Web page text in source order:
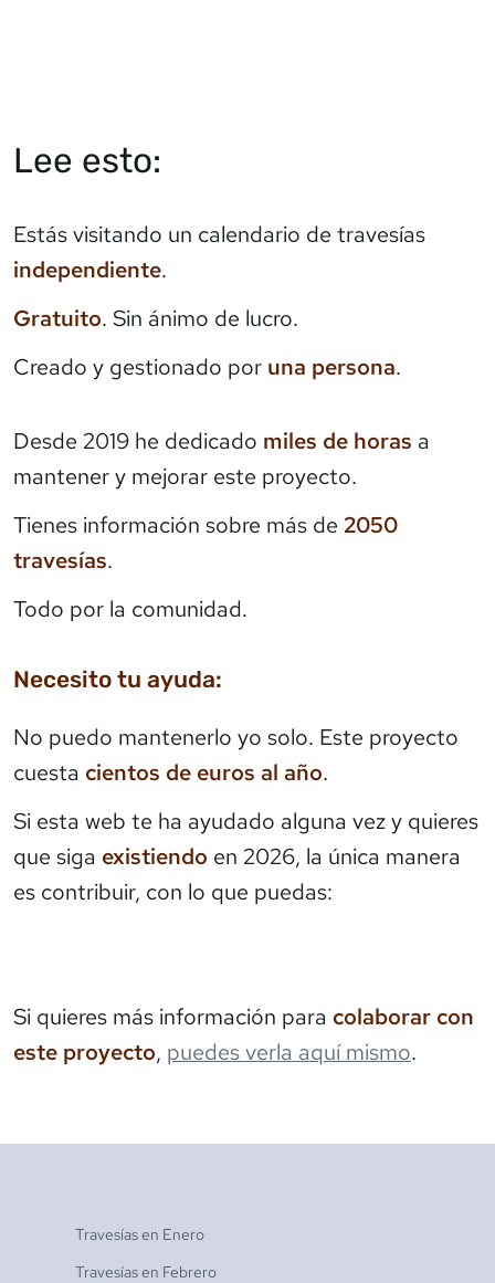
Lee esto:
Estás visitando un calendario de travesías
independiente.
Gratuito. Sin ánimo de lucro.
Creado y gestionado por una persona.
Desde 2019 he dedicado miles de horas a
mantener y mejorar este proyecto.
Tienes información sobre más de 2050
travesías.
Todo por la comunidad.
Necesito tu ayuda:
No puedo mantenerlo yo solo. Este proyecto
cuesta cientos de euros al año.
Si esta web te ha ayudado alguna vez y quieres
que siga existiendo en 2026, la única manera
es contribuir, con lo que puedas:
Si quieres más información para colaborar con
este proyecto, puedes verla aquí mismo.
Travesías en Enero
Travesías en Febrero